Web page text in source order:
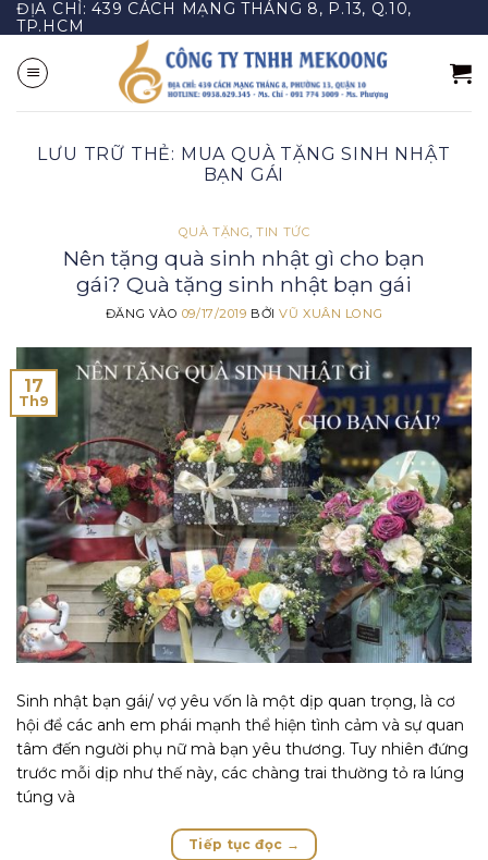
Bỏ
qua
nội
dung
ĐỊA CHỈ: 439 CÁCH MẠNG THÁNG 8, P.13, Q.10,
TP.HCM
LƯU TRỮ THẺ: MUA QUÀ TẶNG SINH NHẬT
BẠN GÁI
QUÀ TẶNG,TIN TỨC
Nên tặng quà sinh nhật gì cho bạn
gái? Quà tặng sinh nhật bạn gái
ĐĂNG VÀO 09/17/2019 BỞIVŨ XUÂN LONG
17
Th9
Sinh nhật bạn gái/ vợ yêu vốn là một dịp quan trọng, là cơ
hội để các anh em phái mạnh thể hiện tình cảm và sự quan
tâm đến người phụ nữ mà bạn yêu thương. Tuy nhiên đứng
trước mỗi dịp như thế này, các chàng trai thường tỏ ra lúng
túng và
Tiếp tục đọc →